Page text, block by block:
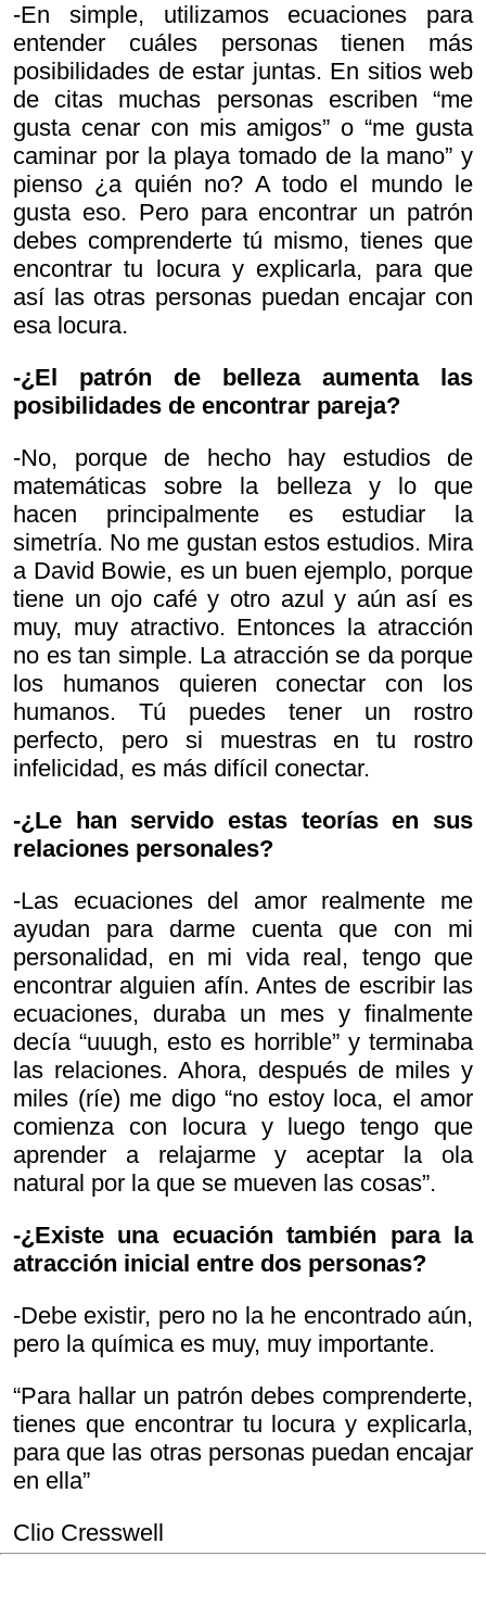
-En simple, utilizamos ecuaciones para
entender cuáles personas tienen más
posibilidades de estar juntas. En sitios web
de citas muchas personas escriben “me
gusta cenar con mis amigos” o “me gusta
caminar por la playa tomado de la mano” y
pienso ¿a quién no? A todo el mundo le
gusta eso. Pero para encontrar un patrón
debes comprenderte tú mismo, tienes que
encontrar tu locura y explicarla, para que
así las otras personas puedan encajar con
esa locura.
-¿El patrón de belleza aumenta las
posibilidades de encontrar pareja?
-No, porque de hecho hay estudios de
matemáticas sobre la belleza y lo que
hacen principalmente es estudiar la
simetría. No me gustan estos estudios. Mira
a David Bowie, es un buen ejemplo, porque
tiene un ojo café y otro azul y aún así es
muy, muy atractivo. Entonces la atracción
no es tan simple. La atracción se da porque
los humanos quieren conectar con los
humanos. Tú puedes tener un rostro
perfecto, pero si muestras en tu rostro
infelicidad, es más difícil conectar.
-¿Le han servido estas teorías en sus
relaciones personales?
-Las ecuaciones del amor realmente me
ayudan para darme cuenta que con mi
personalidad, en mi vida real, tengo que
encontrar alguien afín. Antes de escribir las
ecuaciones, duraba un mes y finalmente
decía “uuugh, esto es horrible” y terminaba
las relaciones. Ahora, después de miles y
miles (ríe) me digo “no estoy loca, el amor
comienza con locura y luego tengo que
aprender a relajarme y aceptar la ola
natural por la que se mueven las cosas”.
-¿Existe una ecuación también para la
atracción inicial entre dos personas?
-Debe existir, pero no la he encontrado aún,
pero la química es muy, muy importante.
“Para hallar un patrón debes comprenderte,
tienes que encontrar tu locura y explicarla,
para que las otras personas puedan encajar
en ella”
Clio Cresswell